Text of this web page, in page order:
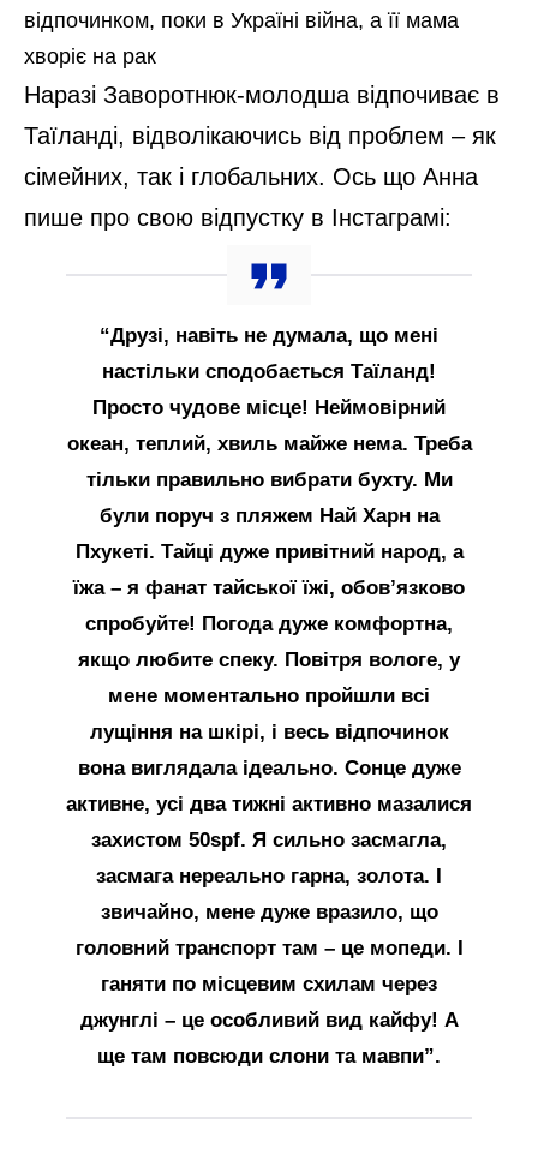
відпочинком, поки в Україні війна, а її мама
хворіє на рак
Наразі Заворотнюк-молодша відпочиває в
Таїланді, відволікаючись від проблем – як
сімейних, так і глобальних. Ось що Анна
пише про свою відпустку в Інстаграмі:
“Друзі, навіть не думала, що мені
настільки сподобається Таїланд!
Просто чудове місце! Неймовірний
океан, теплий, хвиль майже нема. Треба
тільки правильно вибрати бухту. Ми
були поруч з пляжем Най Харн на
Пхукеті. Тайці дуже привітний народ, а
їжа – я фанат тайської їжі, обов’язково
спробуйте! Погода дуже комфортна,
якщо любите спеку. Повітря вологе, у
мене моментально пройшли всі
лущіння на шкірі, і весь відпочинок
вона виглядала ідеально. Сонце дуже
активне, усі два тижні активно мазалися
захистом 50spf. Я сильно засмагла,
засмага нереально гарна, золота. І
звичайно, мене дуже вразило, що
головний транспорт там – це мопеди. І
ганяти по місцевим схилам через
джунглі – це особливий вид кайфу! А
ще там повсюди слони та мавпи”.